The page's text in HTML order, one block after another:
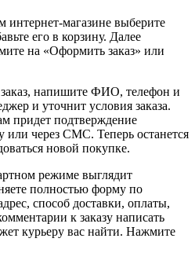
интернет-магазине выберите
его в корзину. Далее
на «Оформить заказ» или
напишите ФИО, телефон и
и уточнит условия заказа.
придет подтверждение
или через СМС. Теперь останется
новой покупке.
режиме выглядит
полностью форму по
способ доставки, оплаты,
к заказу написать
курьеру вас найти. Нажмите